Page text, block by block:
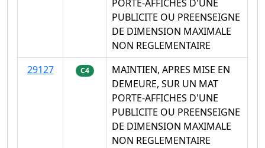
PORTE-AFFICHES D'UNE
PUBLICITE OU PREENSEIGNE
DE DIMENSION MAXIMALE
NON REGLEMENTAIRE
29127
C4
MAINTIEN, APRES MISE EN
DEMEURE, SUR UN MAT
PORTE-AFFICHES D'UNE
PUBLICITE OU PREENSEIGNE
DE DIMENSION MAXIMALE
NON REGLEMENTAIRE